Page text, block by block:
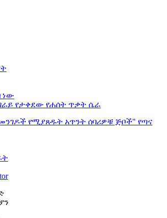
ነው
የታቀደው የሐሰት ጥቃት ሴራ
መንገዶች የሚያጸዱት አጥንት ሰባሪዎቹ ጅቦች" የጣና